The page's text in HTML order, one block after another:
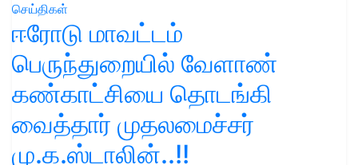
செய்திகள்
ஈரோடு மாவட்டம்
பெருந்துறையில் வேளாண்
கண்காட்சியை தொடங்கி
வைத்தார் முதலமைச்சர்
மு.க.ஸ்டாலின்..!!